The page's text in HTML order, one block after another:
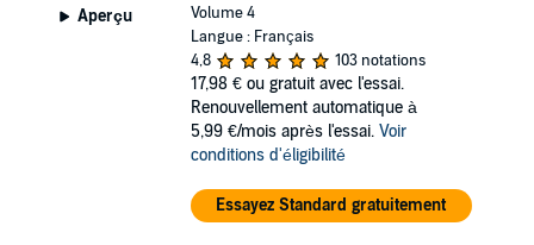
Aperçu
Volume 4
Langue : Français
4,8
103 notations
17,98 € ou gratuit avec l'essai.
Renouvellement automatique à
5,99 €/mois après l'essai. Voir
conditions d'éligibilité
Essayez Standard gratuitement